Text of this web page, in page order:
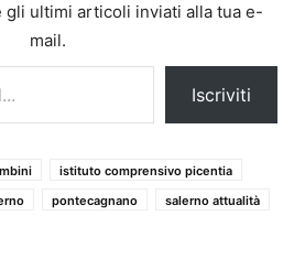
ultimi articoli inviati alla tua e-
mail.
Iscriviti
istituto comprensivo picentia
pontecagnano
salerno attualità